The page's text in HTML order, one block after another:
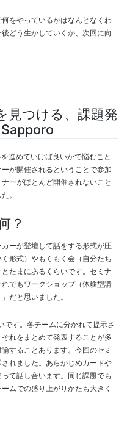
をやっているかはなんとなくわ
どう生かしていくか、次回に向
見つける、課題発
進めていけば良いかで悩むこと
が開催されるということで参加
ーがほとんど開催されないこと
。
？
ーが登壇して話をする形式が圧
形式）やもくもく会（自分たち
たまにあるくらいです。セミナ
でもワークショップ（体験型講
だと思いました。
です。各チームに分かれて提示さ
れをまとめて発表することが多
することあります。今回のセミ
れました。あらかじめカードや
て話し合います。同じ課題でも
ムでの盛り上がりかたも大きく